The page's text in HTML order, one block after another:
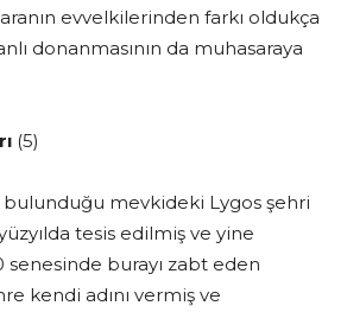
evvelkilerinden farkı oldukça
donanmasının da muhasaraya
(5)
bulunduğu mevkideki Lygos şehri
tesis edilmiş ve yine
burayı zabt eden
kendi adını vermiş ve